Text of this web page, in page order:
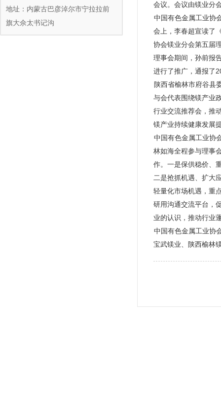
地址：内蒙古巴彦淖尔市宁拉拉前
旗大佘太书记沟
会议。会议由镁业分
中国有色金属工业协
会上，李春超宣读了
协会镁业分会第五届
理事会期间，孙前报
进行了推广，通报了
陕西省榆林市府谷县
与会代表围绕镁产业
行业交流推荐会，推
镁产业持续健康发展
中国有色金属工业协
林如海全程参与理事
作。一是保供稳价、
二是抢抓机遇、扩大
轻量化市场机遇，重
研用沟通交流平台，
业的认识，推动行业
中国有色金属工业协
宝武镁业、陕西榆林